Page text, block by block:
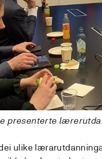
presenterte
ulike